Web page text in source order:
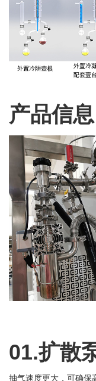
产品信息
01.扩散
抽气速度更大，可确保